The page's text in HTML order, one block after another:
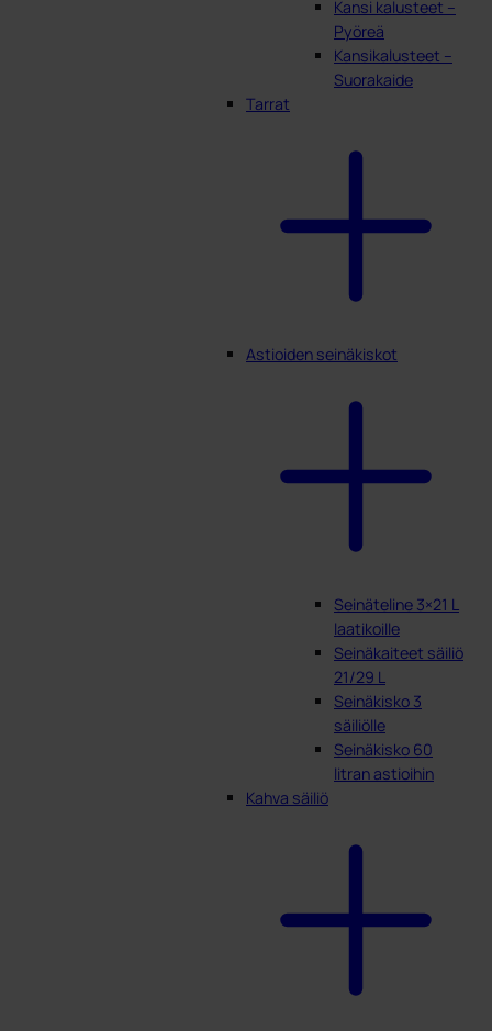
Kansi kalusteet –
Pyöreä
Kansikalusteet –
Suorakaide
Tarrat
Astioiden seinäkiskot
Seinäteline 3×21 L
laatikoille
Seinäkaiteet säiliö
21/29 L
Seinäkisko 3
säiliölle
Seinäkisko 60
litran astioihin
Kahva säiliö